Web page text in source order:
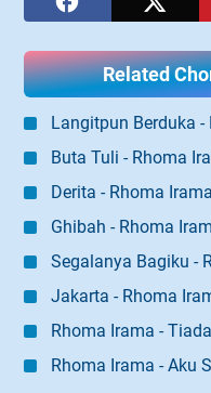
Related
Langitpun Berduka -
Buta Tuli - Rhoma
Derita - Rhoma Irama
Ghibah - Rhoma
Segalanya Bagiku -
Jakarta - Rhoma
Rhoma Irama -
Rhoma Irama - Aku